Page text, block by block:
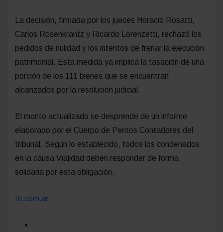
La decisión, firmada por los jueces Horacio Rosatti,
Carlos Rosenkrantz y Ricardo Lorenzetti, rechazó los
pedidos de nulidad y los intentos de frenar la ejecución
patrimonial. Esta medida ya implica la tasación de una
porción de los 111 bienes que se encuentran
alcanzados por la resolución judicial.
El monto actualizado se desprende de un informe
elaborado por el Cuerpo de Peritos Contadores del
tribunal. Según lo establecido, todos los condenados
en la causa Vialidad deben responder de forma
solidaria por esta obligación.
tn.com.ar